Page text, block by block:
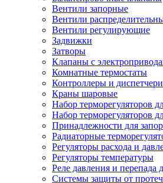
Вентили запорные
Вентили
Вентили регулирующие
Задвижки
Затворы
Клапаны с
Комнатные термостаты
Контроллеры и
Краны шаровые
Набор терморегуляторов
Набор терморегуляторов
Принадлежности для
Радиаторные
Регуляторы расхода и
Регуляторы температуры
Реле давления и перепада
Системы защиты от